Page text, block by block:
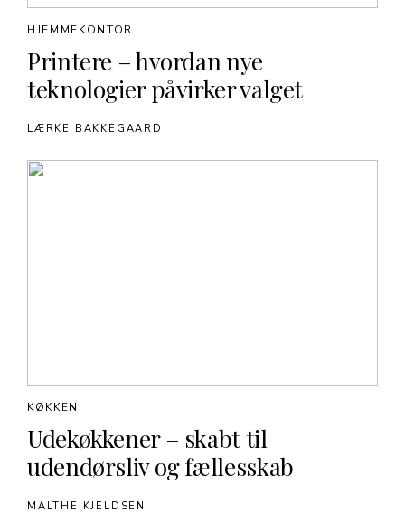
Printere – hvordan nye
teknologier påvirker valget
HJEMMEKONTOR
LÆRKE BAKKEGAARD
Udekøkkener – skabt til
udendørsliv og fællesskab
KØKKEN
MALTHE KJELDSEN